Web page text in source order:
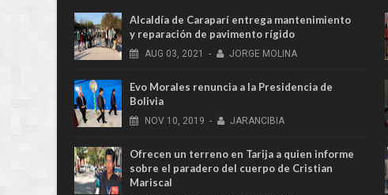
Alcaldía de Caraparí entrega mantenimiento
y reparación de pavimento rígido
AUG 03, 2021 - JORGE MOLINA
Evo Morales renuncia a la Presidencia de
Bolivia
NOV 10, 2019 - JARANCIBIA
Ofrecen un terreno en Tarija a quien informe
sobre el paradero del cuerpo de Cristian
Mariscal